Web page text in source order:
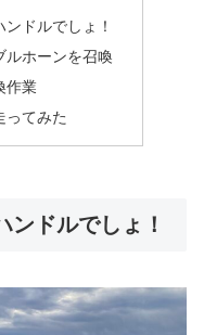
ドルでしょ！
ルホーンを召喚
作業
ってみた
ンドルでしょ！